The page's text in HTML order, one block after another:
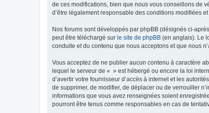
de ces modifications, bien que nous vous conseillons de
d’être légalement responsable des conditions modifiées
Nos forums sont développés par phpBB (désignés ci-
peut être téléchargé sur le site de phpBB (en anglais). Le
conduite et du contenu que nous acceptons et que nous
Vous acceptez de ne publier aucun contenu à caractère
lequel le serveur de « » est hébergé ou encore la loi
d’avertir votre fournisseur d’accès à internet et les
de supprimer, de modifier, de déplacer ou de verrouiller
informations que vous avez renseignées soient
pourront être tenus comme responsables en cas de